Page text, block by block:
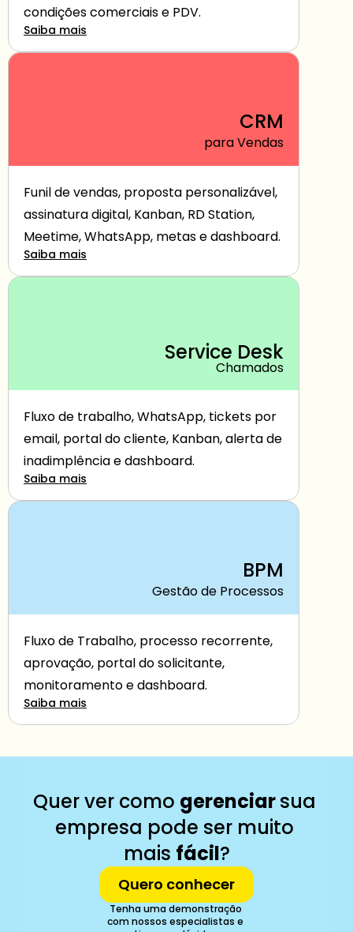
condições comerciais e PDV.
Saiba mais
CRM
para Vendas
Funil de vendas, proposta personalizável,
assinatura digital, Kanban, RD Station,
Meetime, WhatsApp, metas e dashboard.
Saiba mais
Service Desk
Chamados
Fluxo de trabalho, WhatsApp, tickets por
email, portal do cliente, Kanban, alerta de
inadimplência e dashboard.
Saiba mais
BPM
Gestão de Processos
Fluxo de Trabalho, processo recorrente,
aprovação, portal do solicitante,
monitoramento e dashboard.
Saiba mais
Quer ver como gerenciar sua
empresa pode ser muito
mais fácil?
Quero conhecer
Tenha uma demonstração
com nossos especialistas e